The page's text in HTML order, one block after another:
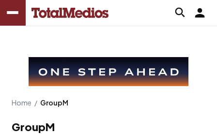
Home / GroupM
GroupM